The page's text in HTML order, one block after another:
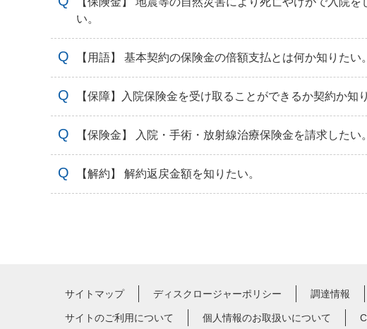
い。
【用語】 基本契約の保険金の倍額支払とは何か知りたい。
【保障】入院保険金を受け取ることができるか契約か知
【保険金】 入院・手術・放射線治療保険金を請求したい
【解約】 解約返戻金額を知りたい。
サイトマップ ディスクロージャーポリシー 調達情報
サイトのご利用について 個人情報のお取扱いについて